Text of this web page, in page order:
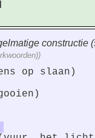
constructie
op slaan)